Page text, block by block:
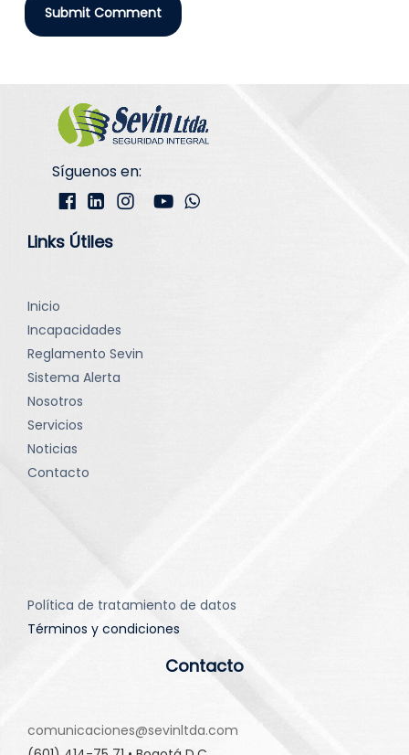
Síguenos en:
Links Útiles
Inicio
Incapacidades
Reglamento Sevin
Sistema Alerta
Nosotros
Servicios
Noticias
Contacto
Política de tratamiento de datos
Términos y condiciones
Contacto
comunicaciones@sevinltda.com